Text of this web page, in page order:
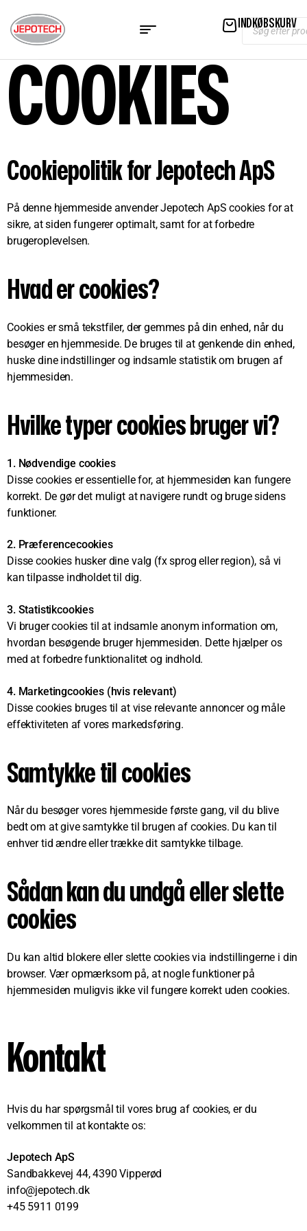
INDKØBSKURV
COOKIES
Cookiepolitik for Jepotech ApS
På denne hjemmeside anvender Jepotech ApS cookies for at
sikre, at siden fungerer optimalt, samt for at forbedre
brugeroplevelsen.
Hvad er cookies?
Cookies er små tekstfiler, der gemmes på din enhed, når du
besøger en hjemmeside. De bruges til at genkende din enhed,
huske dine indstillinger og indsamle statistik om brugen af
hjemmesiden.
Hvilke typer cookies bruger vi?
1. Nødvendige cookies
Disse cookies er essentielle for, at hjemmesiden kan fungere
korrekt. De gør det muligt at navigere rundt og bruge sidens
funktioner.
2. Præferencecookies
Disse cookies husker dine valg (fx sprog eller region), så vi
kan tilpasse indholdet til dig.
3. Statistikcookies
Vi bruger cookies til at indsamle anonym information om,
hvordan besøgende bruger hjemmesiden. Dette hjælper os
med at forbedre funktionalitet og indhold.
4. Marketingcookies (hvis relevant)
Disse cookies bruges til at vise relevante annoncer og måle
effektiviteten af vores markedsføring.
Samtykke til cookies
Når du besøger vores hjemmeside første gang, vil du blive
bedt om at give samtykke til brugen af cookies. Du kan til
enhver tid ændre eller trække dit samtykke tilbage.
Sådan kan du undgå eller slette
cookies
Du kan altid blokere eller slette cookies via indstillingerne i din
browser. Vær opmærksom på, at nogle funktioner på
hjemmesiden muligvis ikke vil fungere korrekt uden cookies.
Kontakt
Hvis du har spørgsmål til vores brug af cookies, er du
velkommen til at kontakte os:
Jepotech ApS
Sandbakkevej 44, 4390 Vipperød
info@jepotech.dk
+45 5911 0199